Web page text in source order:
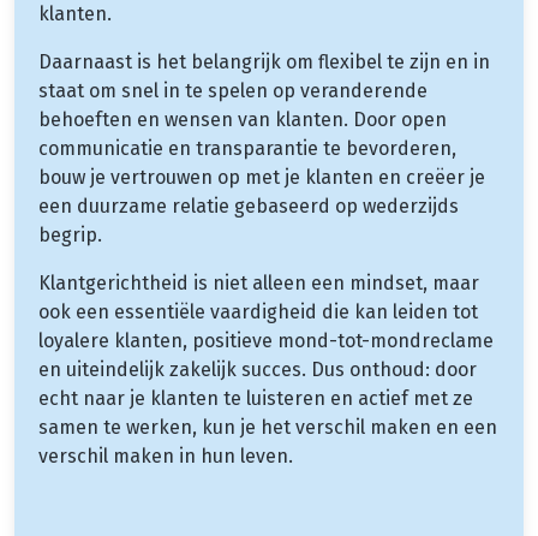
klanten.
Daarnaast is het belangrijk om flexibel te zijn en in
staat om snel in te spelen op veranderende
behoeften en wensen van klanten. Door open
communicatie en transparantie te bevorderen,
bouw je vertrouwen op met je klanten en creëer je
een duurzame relatie gebaseerd op wederzijds
begrip.
Klantgerichtheid is niet alleen een mindset, maar
ook een essentiële vaardigheid die kan leiden tot
loyalere klanten, positieve mond-tot-mondreclame
en uiteindelijk zakelijk succes. Dus onthoud: door
echt naar je klanten te luisteren en actief met ze
samen te werken, kun je het verschil maken en een
verschil maken in hun leven.